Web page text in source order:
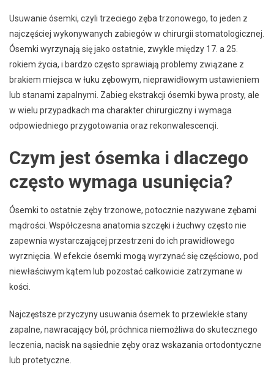
Usuwanie ósemki, czyli trzeciego zęba trzonowego, to jeden z
najczęściej wykonywanych zabiegów w chirurgii stomatologicznej.
Ósemki wyrzynają się jako ostatnie, zwykle między 17. a 25.
rokiem życia, i bardzo często sprawiają problemy związane z
brakiem miejsca w łuku zębowym, nieprawidłowym ustawieniem
lub stanami zapalnymi. Zabieg ekstrakcji ósemki bywa prosty, ale
w wielu przypadkach ma charakter chirurgiczny i wymaga
odpowiedniego przygotowania oraz rekonwalescencji.
Czym jest ósemka i dlaczego
często wymaga usunięcia?
Ósemki to ostatnie zęby trzonowe, potocznie nazywane zębami
mądrości. Współczesna anatomia szczęki i żuchwy często nie
zapewnia wystarczającej przestrzeni do ich prawidłowego
wyrznięcia. W efekcie ósemki mogą wyrzynać się częściowo, pod
niewłaściwym kątem lub pozostać całkowicie zatrzymane w
kości.
Najczęstsze przyczyny usuwania ósemek to przewlekłe stany
zapalne, nawracający ból, próchnica niemożliwa do skutecznego
leczenia, nacisk na sąsiednie zęby oraz wskazania ortodontyczne
lub protetyczne.